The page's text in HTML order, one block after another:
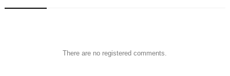
There are no registered comments.